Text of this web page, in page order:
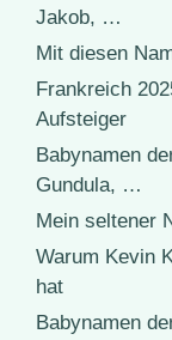
Jakob, …
Mit diesen
Frankreich
Aufsteiger
Babynamen
Gundula, …
Mein seltener
Warum Kevin
hat
Babynamen